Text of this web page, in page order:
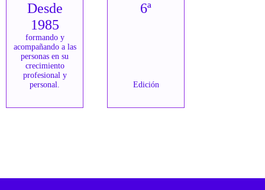
Desde
1985
formando y
acompañando a las
personas en su
crecimiento
profesional y
personal.
6ª
Edición